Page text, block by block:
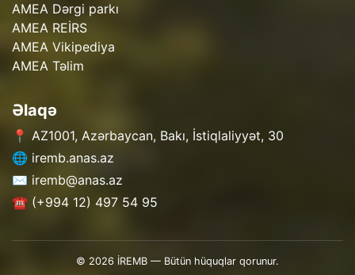
AMEA Dərgi parkı
AMEA REİRS
AMEA Vikipediya
AMEA Təlim
Əlaqə
📍 AZ1001, Azərbaycan, Bakı, İstiqlaliyyət, 30
🌐 iremb.anas.az
✉️ iremb@anas.az
☎️ (+994 12) 497 54 95
© 2026 İREMB — Bütün hüquqlar qorunur.